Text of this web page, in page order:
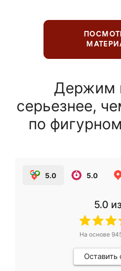
Держим
серьезнее,
по
5.0 5.0
5.0
На основе
Оставить